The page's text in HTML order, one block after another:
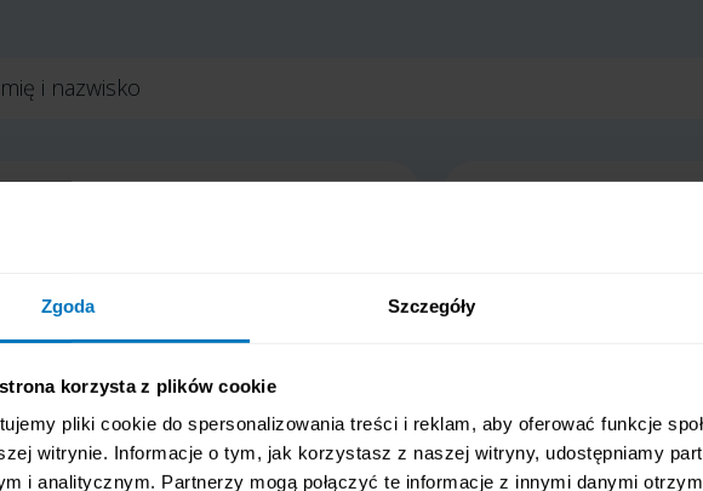
Zgoda Szczegóły
korzysta z plików cookie
pliki cookie do spersonalizowania treści i reklam, aby oferować funkcje
witrynie. Informacje o tym, jak korzystasz z naszej witryny, udostępniamy
i analitycznym. Partnerzy mogą połączyć te informacje z innymi danymi
i nazwisko
telefonu Adres e-mail
z siedzibą we Wrocławiu na podany przeze mnie numer telefonu w celu
bezpłatnych badań i w związku z tym akceptuję przetwarzanie moich danych
zakresie. Udzielona zgoda jest dobrowolna, ale niezbędna do umówienia
* Obowiązkowe zaznaczenie w razie chęci umówienia bezpłatnej konsultacji.
Zgadzam się na otrzymywanie od Audiofon Matyja sp.k. z siedzibą we
mnie numer telefonu informacji marketingowych i handlowych dotyczących